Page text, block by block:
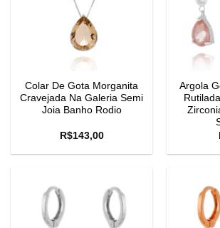
Colar De Gota Morganita
Cravejada Na Galeria Semi
Joia Banho Rodio
R$143,00
Argola